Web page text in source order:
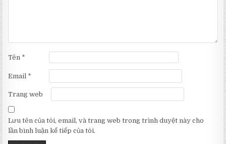
Tên *
Email *
Trang web
Lưu tên của tôi, email, và trang web trong trình duyệt này cho
lần bình luận kế tiếp của tôi.